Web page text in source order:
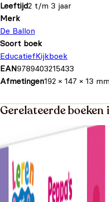
Leeftijd2 t/m 3 jaar
Merk
De Ballon
Soort boek
EducatiefKijkboek
EAN9789403215433
Afmetingen192 × 147 × 13 mm
Gerelateerde